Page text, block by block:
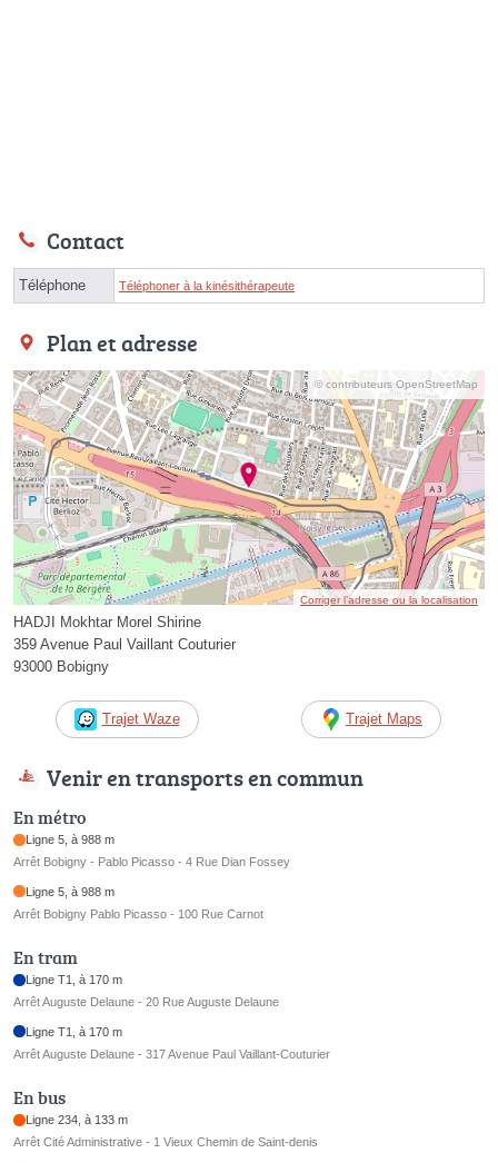
Contact
Téléphone Téléphoner à la kinésithérapeute
Plan et adresse
© contributeurs OpenStreetMap
Corriger l’adresse ou la localisation
HADJI Mokhtar Morel Shirine
359 Avenue Paul Vaillant Couturier
93000 Bobigny
Trajet Waze Trajet Maps
Venir en transports en commun
En métro
Ligne 5, à 988 m
Arrêt Bobigny - Pablo Picasso - 4 Rue Dian Fossey
Ligne 5, à 988 m
Arrêt Bobigny Pablo Picasso - 100 Rue Carnot
En tram
Ligne T1, à 170 m
Arrêt Auguste Delaune - 20 Rue Auguste Delaune
Ligne T1, à 170 m
Arrêt Auguste Delaune - 317 Avenue Paul Vaillant-Couturier
En bus
Ligne 234, à 133 m
Arrêt Cité Administrative - 1 Vieux Chemin de Saint-denis